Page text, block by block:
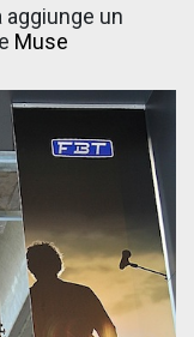
aggiunge un
Muse